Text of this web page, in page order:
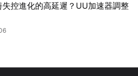
失控進化的高延遲？UU加速器調整